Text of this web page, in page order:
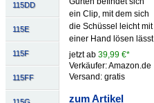
115DD
115E
115F
115FF
ein Clip, mit dem sich
die Schüssel leicht mit
einer Hand lösen lässt
jetzt ab 39,99 €*
Verkäufer: Amazon.de
Versand: gratis
zum Artikel